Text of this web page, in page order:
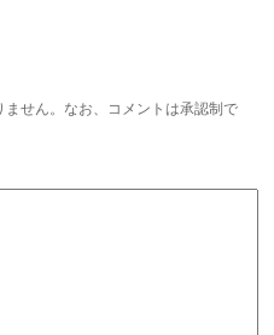
せん。なお、コメントは承認制で